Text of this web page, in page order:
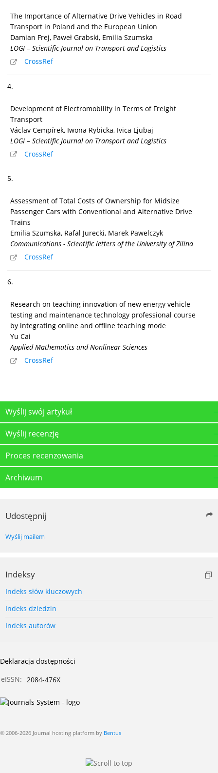
The Importance of Alternative Drive Vehicles in Road
Transport in Poland and the European Union
Damian Frej, Paweł Grabski, Emilia Szumska
LOGI – Scientific Journal on Transport and Logistics
CrossRef
4.
Development of Electromobility in Terms of Freight
Transport
Václav Cempírek, Iwona Rybicka, Ivica Ljubaj
LOGI – Scientific Journal on Transport and Logistics
CrossRef
5.
Assessment of Total Costs of Ownership for Midsize
Passenger Cars with Conventional and Alternative Drive
Trains
Emilia Szumska, Rafal Jurecki, Marek Pawelczyk
Communications - Scientific letters of the University of Zilina
CrossRef
6.
Research on teaching innovation of new energy vehicle
testing and maintenance technology professional course
by integrating online and offline teaching mode
Yu Cai
Applied Mathematics and Nonlinear Sciences
CrossRef
Wyślij swój artykuł
Wyślij recenzję
Proces recenzowania
Archiwum
Udostępnij
Wyślij mailem
Indeksy
Indeks słów kluczowych
Indeks dziedzin
Indeks autorów
Deklaracja dostępności
eISSN: 2084-476X
© 2006-2026 Journal hosting platform by Bentus